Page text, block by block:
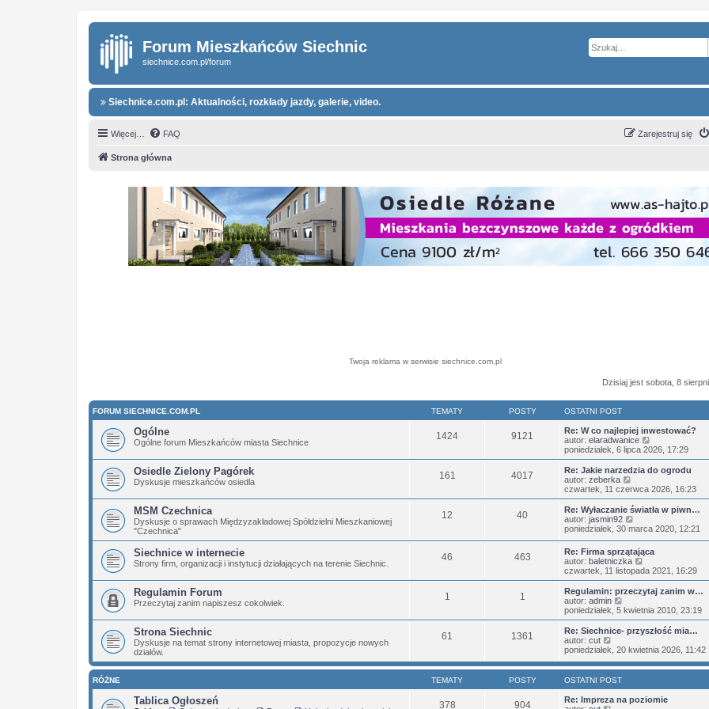
Forum Mieszkańców Siechnic
siechnice.com.pl/forum
Siechnice.com.pl: Aktualności, rozkłady jazdy, galerie, video.
Więcej… FAQ Zarejestruj się
Strona główna
Twoja reklama w serwisie siechnice.com.pl
Dzisiaj jest sobota, 8
FORUM SIECHNICE.COM.PL TEMATY POSTY OSTATNI POST
Ogólne
Ogólne forum Mieszkańców miasta Siechnice
1424 9121
Re: W co najlepiej inwestować?
autor: elaradwanice
y
ś
w
e
l
n
a
j
n
o
s
z
y
o
s
t
poniedziałek, 6 lipca 2026, 17:29
Osiedle Zielony Pagórek
Dyskusje mieszkańców osiedla
161 4017
Re: Jakie narzedzia do ogrodu
autor: zeberka
y
ś
w
i
e
n
a
j
n
o
s
z
y
o
t
czwartek, 11 czerwca 2026, 16:23
MSM Czechnica
Dyskusje o sprawach Międzyzakładowej Spółdzielni Mieszkaniowej
"Czechnica"
12 40
Re: Wyłaczanie światła w piwn…
autor: jasmin92
y
w
i
e
t
n
j
n
o
s
z
y
o
s
poniedziałek, 30 marca 2020, 12:21
Siechnice w internecie
Strony firm, organizacji i instytucji działających na terenie Siechnic.
46 463
Re: Firma sprzątająca
autor: baletniczka
y
ś
w
i
e
n
a
j
n
z
czwartek, 11 listopada 2021, 16:29
Regulamin Forum
Przeczytaj zanim napiszesz cokolwiek.
1 1
Regulamin: przeczytaj zanim w…
autor: admin
y
ś
w
e
l
n
poniedziałek, 5 kwietnia 2010, 23:19
Strona Siechnic
Dyskusje na temat strony internetowej miasta, propozycje nowych
działów.
61 1361
Re: Siechnice- przyszłość mia…
autor: cut
y
w
i
t
l
poniedziałek, 20 kwietnia 2026, 11:42
RÓŻNE TEMATY POSTY OSTATNI POST
Tablica Ogłoszeń 378 904
Re: Impreza na poziomie